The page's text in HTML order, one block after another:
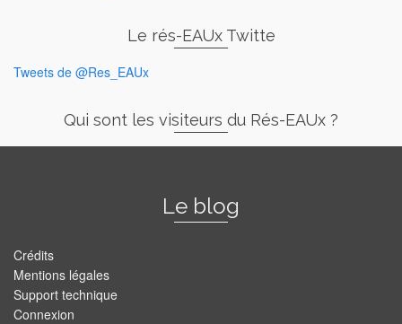
Le rés-EAUx Twitte
Tweets de @Res_EAUx
Qui sont les visiteurs du Rés-EAUx ?
Le blog
Crédits
Mentions légales
Support technique
Connexion